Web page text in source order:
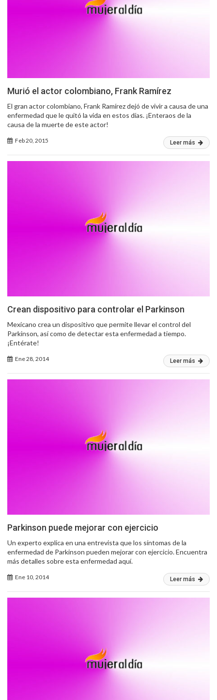
Murió el actor colombiano, Frank Ramírez
El gran actor colombiano, Frank Ramírez dejó de vivir a causa de una
enfermedad que le quitó la vida en estos días. ¡Enteraos de la
causa de la muerte de este actor!
Feb 20, 2015 Leer más
Crean dispositivo para controlar el Parkinson
Mexicano crea un dispositivo que permite llevar el control del
Parkinson, así como de detectar esta enfermedad a tiempo.
¡Entérate!
Ene 28, 2014 Leer más
Parkinson puede mejorar con ejercicio
Un experto explica en una entrevista que los síntomas de la
enfermedad de Parkinson pueden mejorar con ejercicio. Encuentra
más detalles sobre esta enfermedad aquí.
Ene 10, 2014 Leer más